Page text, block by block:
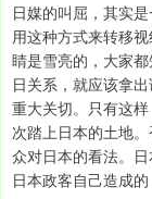
日媒的叫屈，其实
用这种方式来转移
睛是雪亮的，大家
日关系，就应该拿
重大关切。只有这
次踏上日本的土地
众对日本的看法。
日本政客自己造成